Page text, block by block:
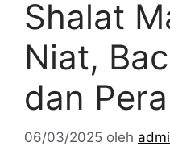
Shalat
Niat,
dan
06/03/2025 oleh